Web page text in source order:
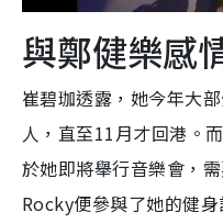
與鄭健樂感
崔碧珈透露，她今年大
人，直至11月才回港。
於她即將舉行音樂會，
Rocky便參與了她的健